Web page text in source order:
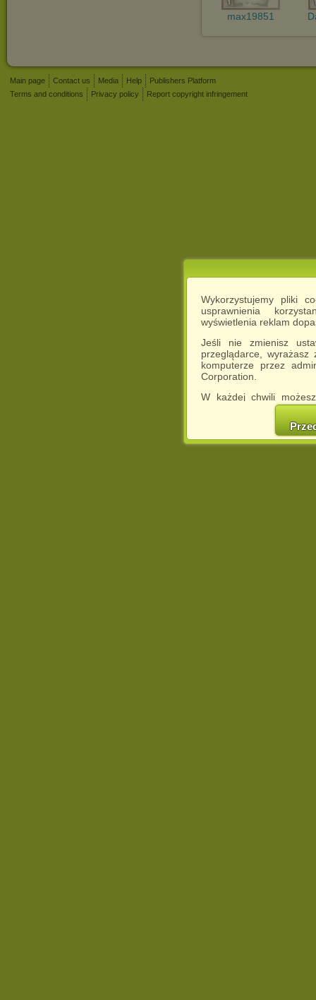
Wykorzystujemy pliki
usprawnienia
wyświetlenia reklam
Jeśli nie zmienisz
przeglądarce,
komputerze przez
Corporation.
W każdej chwili
cookies w swojej
w naszej
http://chomikuj.pl/
max19851
Main page Contact us Media Help
Publishers Platform
Terms and conditions
Privacy policy Report copyright infringement